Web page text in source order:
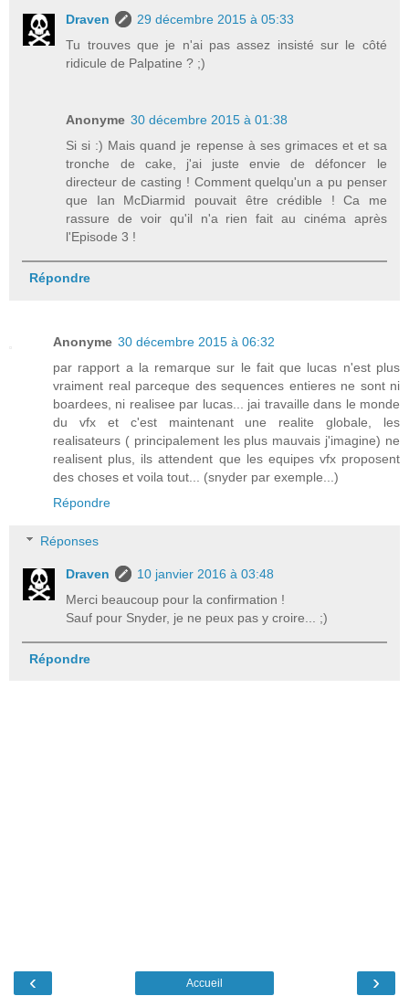
Draven
29 décembre 2015 à 05:33
Tu trouves que je n'ai pas assez insisté sur le côté
ridicule de Palpatine ? ;)
Anonyme 30 décembre 2015 à 01:38
Si si :) Mais quand je repense à ses grimaces et et sa
tronche de cake, j'ai juste envie de défoncer le
directeur de casting ! Comment quelqu'un a pu penser
que Ian McDiarmid pouvait être crédible ! Ca me
rassure de voir qu'il n'a rien fait au cinéma après
l'Episode 3 !
Répondre
Anonyme 30 décembre 2015 à 06:32
par rapport a la remarque sur le fait que lucas n'est plus
vraiment real parceque des sequences entieres ne sont ni
boardees, ni realisee par lucas... jai travaille dans le monde
du vfx et c'est maintenant une realite globale, les
realisateurs ( principalement les plus mauvais j'imagine) ne
realisent plus, ils attendent que les equipes vfx proposent
des choses et voila tout... (snyder par exemple...)
Répondre
Réponses
Draven
10 janvier 2016 à 03:48
Merci beaucoup pour la confirmation !
Sauf pour Snyder, je ne peux pas y croire... ;)
Répondre
‹ ›
Accueil